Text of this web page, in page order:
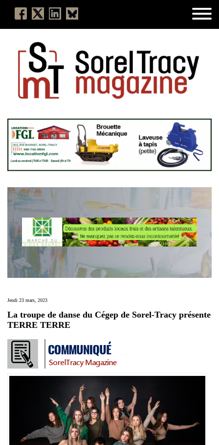
Jeudi 23 mars, 2023
La troupe de danse du Cégep de Sorel-Tracy présente
TERRE TERRE